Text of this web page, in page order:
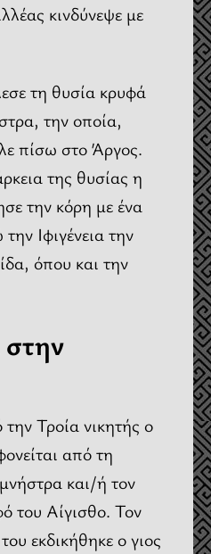
κινδύνεψε με
τη θυσία κρυφά
την οποία,
πίσω στο Άργος.
της θυσίας η
την κόρη με ένα
Ιφιγένεια την
όπου και την
στην
Τροία νικητής ο
από τη
και/ή τον
του Αίγισθο. Τον
εκδικήθηκε ο γιος